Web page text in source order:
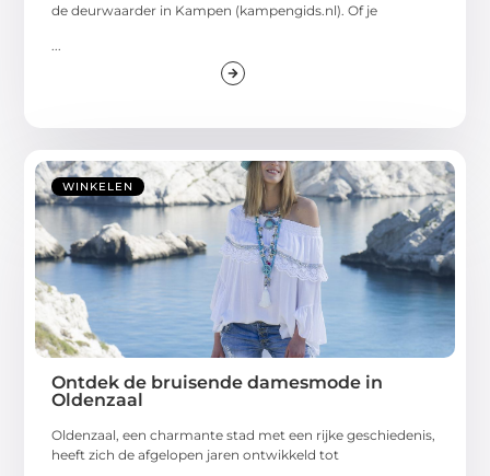
de deurwaarder in Kampen (kampengids.nl). Of je
...
WINKELEN
Ontdek de bruisende damesmode in
Oldenzaal
Oldenzaal, een charmante stad met een rijke geschiedenis,
heeft zich de afgelopen jaren ontwikkeld tot